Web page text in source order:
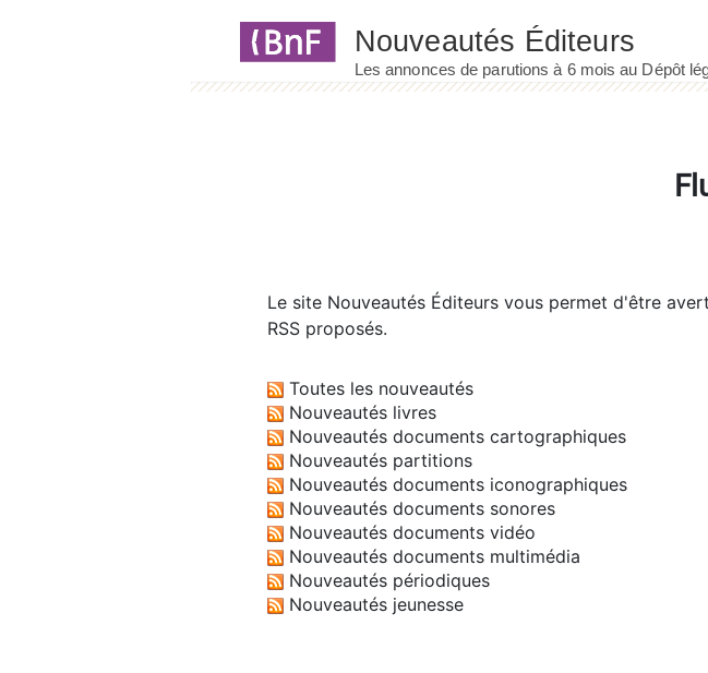
Le site Nouveautés Éditeurs vous permet d'être
RSS proposés.
Toutes les nouveautés
Nouveautés livres
Nouveautés documents cartographiques
Nouveautés partitions
Nouveautés documents iconographiques
Nouveautés documents sonores
Nouveautés documents vidéo
Nouveautés documents multimédia
Nouveautés périodiques
Nouveautés jeunesse